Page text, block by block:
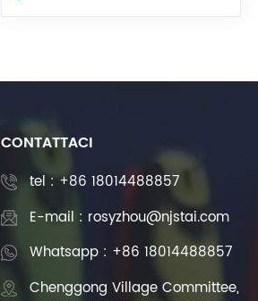
CONTATTACI
tel :+86 18014488857
E-mail : rosyzhou@njstai.com
Whatsapp : +86 18014488857
Chenggong Village Committee,